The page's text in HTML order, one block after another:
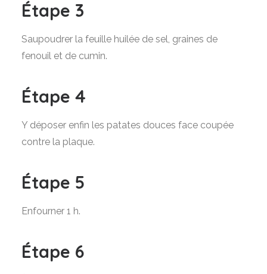
Étape 3
Saupoudrer la feuille huilée de sel, graines de
fenouil et de cumin.
Étape 4
Y déposer enfin les patates douces face coupée
contre la plaque.
Étape 5
Enfourner 1 h.
Étape 6